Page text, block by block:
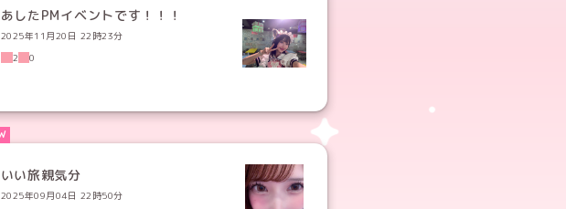
あしたPMイベントです！！！
2025年11月20日 22時23分
2
0
いい旅親気分
2025年09月04日 22時50分